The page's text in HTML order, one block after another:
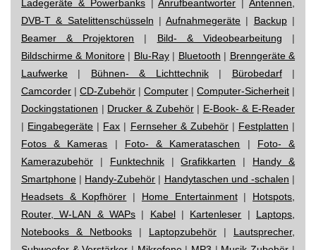
Ladegeräte & Powerbanks|Anrufbeantworter |Antennen,
DVB-T & Satelittenschüsseln |Aufnahmegeräte | Backup|
Beamer & Projektoren | Bild- & Videobearbeitung |
Bildschirme & Monitore| Blu-Ray| Bluetooth | Brenngeräte &
Laufwerke | Bühnen- & Lichttechnik| Bürobedarf|
Camcorder | CD-Zubehör | Computer | Computer-Sicherheit |
Dockingstationen | Drucker & Zubehör| E-Book- & E-Reader
| Eingabegeräte | Fax | Fernseher & Zubehör| Festplatten |
Fotos & Kameras | Foto- & Kamerataschen | Foto- &
Kamerazubehör | Funktechnik|Grafikkarten | Handy &
Smartphone | Handy-Zubehör | Handytaschen und -schalen |
Headsets & Kopfhörer | Home Entertainment| Hotspots,
Router, W-LAN & WAPs | Kabel| Kartenleser | Laptops,
Notebooks & Netbooks | Laptopzubehör | Lautsprecher,